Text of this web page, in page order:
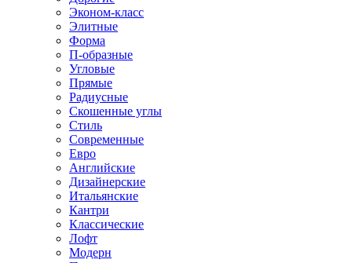
Эконом-класс
Элитные
Форма
П-образные
Угловые
Прямые
Радиусные
Скошенные углы
Стиль
Современные
Евро
Английские
Дизайнерские
Итальянские
Кантри
Классические
Лофт
Модерн